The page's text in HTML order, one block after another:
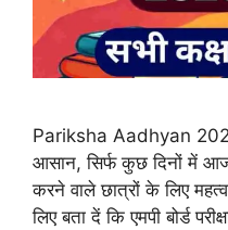
Pariksha Aadhyan 2026
आसान, सिर्फ कुछ दिनों में आज
करने वाले छात्रों के लिए
लिए बता दें कि एमपी बोर्ड